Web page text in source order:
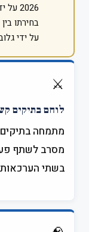
2026 על ידי אתר
על ידי
⚔️
לוחם בתיקים
מתמחה
מסרב לשתף
בשתי